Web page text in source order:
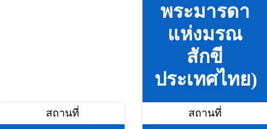
พระมารดา
แห่งมรณ
สักขี
ประเทศไทย)
สถานที่ สถานที่